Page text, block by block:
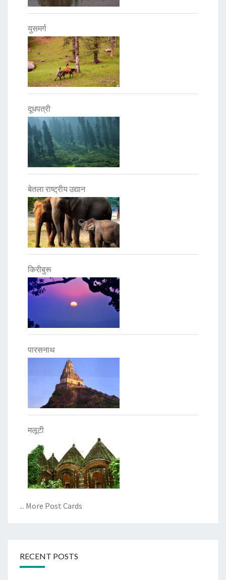
युसमर्ग
दूधपत्री
बेतला राष्ट्रीय उद्यान
किरीबुरू
पारसनाथ
मलूटी
... More Post Cards
RECENT POSTS